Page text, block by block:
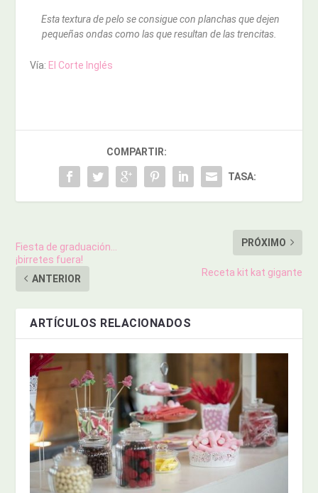
Esta textura de pelo se consigue con planchas que dejen
pequeñas ondas como las que resultan de las trencitas.
Vía: El Corte Inglés
COMPARTIR:
TASA:
Fiesta de graduación…
¡birretes fuera!
ANTERIOR
PRÓXIMO
Receta kit kat gigante
ARTÍCULOS RELACIONADOS